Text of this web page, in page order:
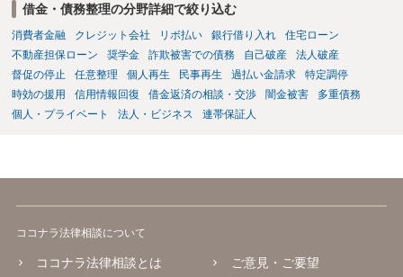
借金・債務整理の分野詳細で絞り込む
消費者金融 クレジット会社 リボ払い 銀行借り入れ
住宅ローン
不動産担保ローン
奨学金 詐欺被害での債務 自己破産
法人破産
督促の停止
任意整理 個人再生 民事再生 過払い金請求
特定調停
時効の援用
信用情報回復 借金返済の相談・交渉 闇金被害
多重債務
個人・プライベート
法人・ビジネス 連帯保証人
ココナラ法律相談について
ココナラ法律相談とは
ご意見・ご要望